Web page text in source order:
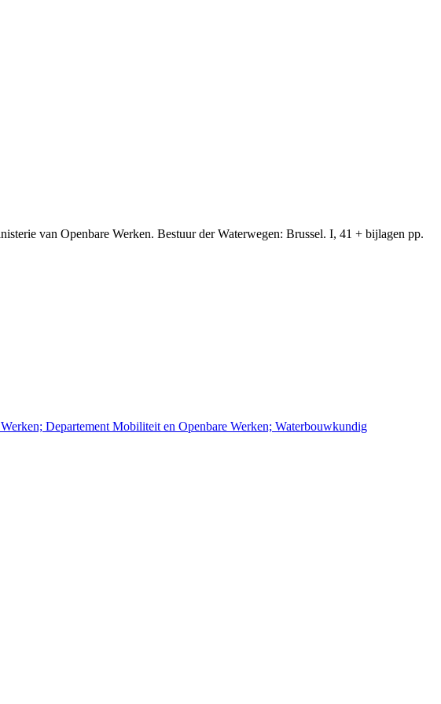
van Openbare Werken. Bestuur der Waterwegen: Brussel. I, 41 + bijlagen pp.
Departement Mobiliteit en Openbare Werken; Waterbouwkundig